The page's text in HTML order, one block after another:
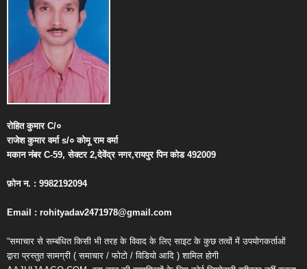
रोहित कुमारC/०
राजेश कुमार वर्माs/० कोमू राम वर्मा
मकान नंबरC-59,सेक्टर2,देवेंद्र नगर,रायपुर पिन कोड492009
फ़ोन न. : 9982192094
Email : rohityadav2471978@gmail.com
“समाचार से सम्बंधित किसी भी तरह के विवाद के लिए साइट के कुछ तत्वों में उपयोगकर्ताओं
द्वारा प्रस्तुत सामग्री ( समाचार / फोटो / विडियो आदि ) शामिल होगी